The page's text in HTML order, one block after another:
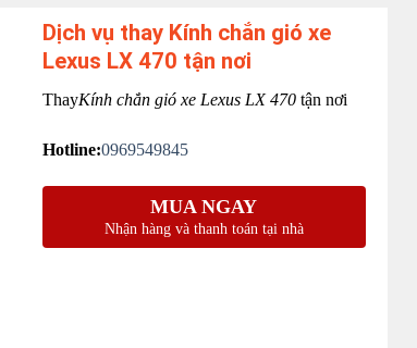
Dịch vụ thay Kính chắn gió xe
Lexus LX 470 tận nơi
ThayKính chắn gió xe Lexus LX 470tận nơi
Hotline:0969549845
MUA NGAY
Nhận hàng và thanh toán tại nhà